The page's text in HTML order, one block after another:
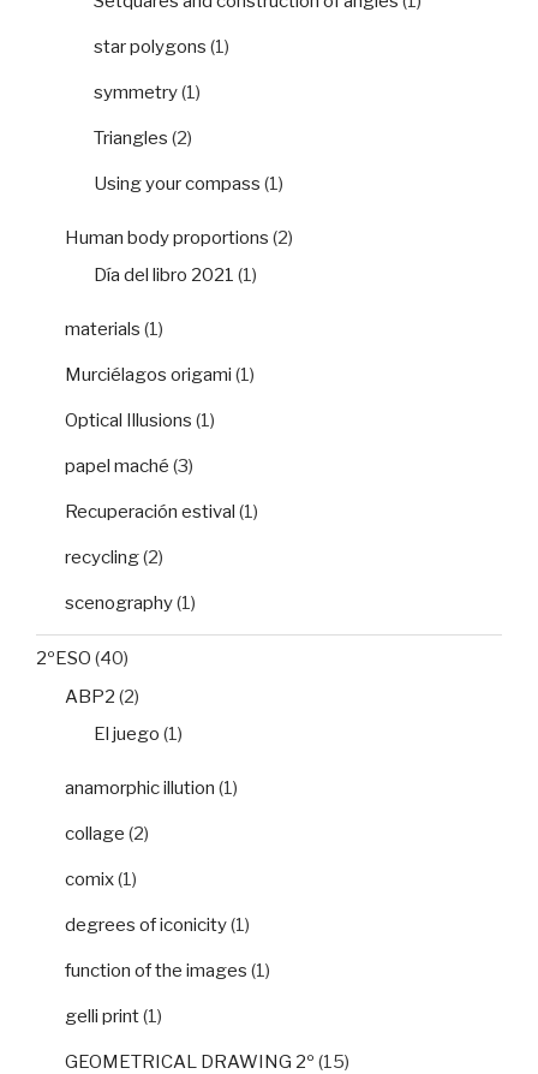
star polygons (1)
symmetry(1)
Triangles (2)
Using your compass (1)
Human body proportions (2)
Día del libro 2021 (1)
materials (1)
Murciélagos origami (1)
Optical Illusions (1)
papel maché (3)
Recuperación estival (1)
recycling(2)
scenography(1)
2ºESO (40)
ABP2 (2)
El juego (1)
anamorphic illution (1)
collage (2)
comix(1)
degrees of iconicity(1)
function of the images (1)
gelli print(1)
GEOMETRICAL DRAWING 2º (15)